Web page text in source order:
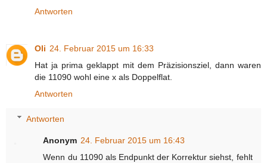
Antworten
Oli 24. Februar 2015 um 16:33
Hat ja prima geklappt mit dem Präzisionsziel, dann waren
die 11090 wohl eine x als Doppelflat.
Antworten
Antworten
Anonym 24. Februar 2015 um 16:43
Wenn du 11090 als Endpunkt der Korrektur siehst, fehlt